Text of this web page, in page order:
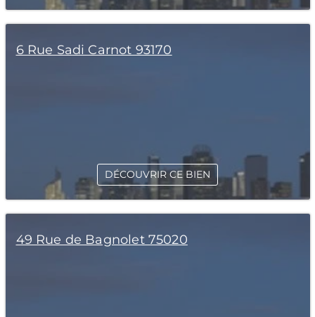
6 Rue Sadi Carnot 93170
DÉCOUVRIR CE BIEN
49 Rue de Bagnolet 75020